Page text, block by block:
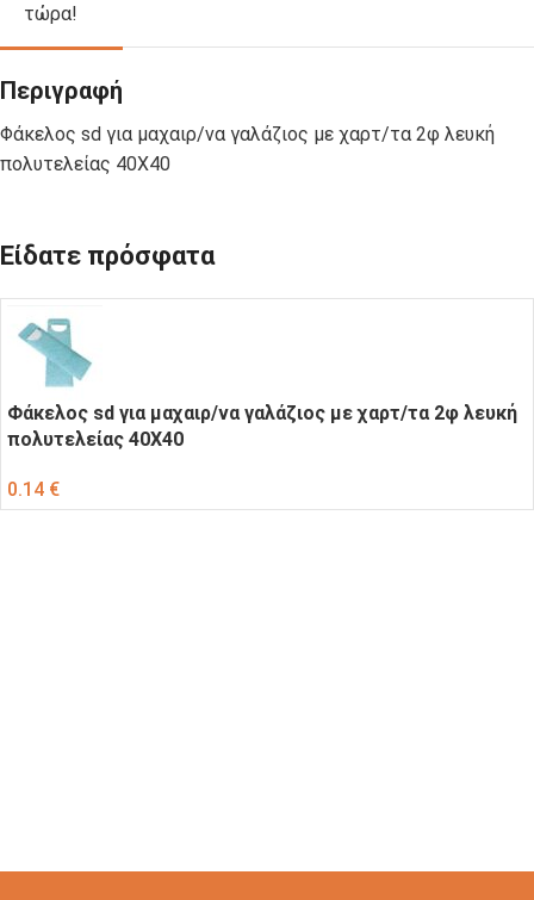
τώρα!
Περιγραφή
Φάκελος sd για μαχαιρ/να γαλάζιος με χαρτ/τα 2φ λευκή
πολυτελείας 40X40
Είδατε πρόσφατα
Φάκελος sd για μαχαιρ/να γαλάζιος με χαρτ/τα 2φ λευκή
πολυτελείας 40X40
0.14 €